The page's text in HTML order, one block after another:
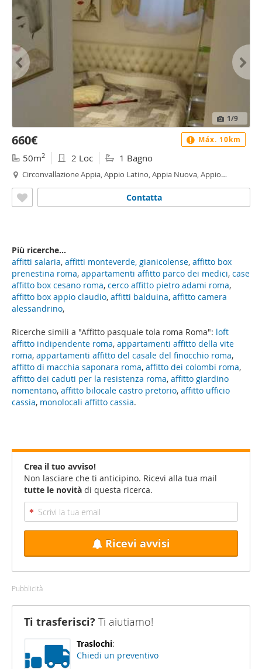
Ricerche simili a "Affitto pasquale tola roma Roma": loft
affitto indipendente roma, appartamenti affitto della vite
roma, appartamenti affitto del casale del finocchio roma,
affitto di macchia saponara roma, affitto dei colombi roma,
affitto dei caduti per la resistenza roma, affitto giardino
nomentano, affitto bilocale castro pretorio, affitto ufficio
cassia, monolocali affitto cassia.
1/9
660€
50m2 2 Loc 1 Bagno
Circonvallazione Appia, Appio Latino, Appia Nuova, Appio
Contatta
Máx. 10km
Più ricerche...
affitti salaria, affitti monteverde, gianicolense, affitto box
prenestina roma, appartamenti affitto parco dei medici, case
affitto box cesano roma, cerco affitto pietro adami roma,
affitto box appio claudio, affitti balduina, affitto camera
alessandrino,
Crea il tuo avviso!
Non lasciare che ti anticipino. Ricevi alla tua mail
tutte le novità di questa ricerca.
Ricevi avvisi
Pubblicità
Ti trasferisci? Ti aiutiamo!
Traslochi:
Chiedi un preventivo